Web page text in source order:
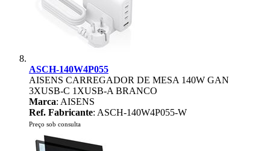
ASCH-140W4P055
AISENS CARREGADOR DE MESA 140W GAN
3XUSB-C 1XUSB-A BRANCO
Marca: AISENS
Ref. Fabricante: ASCH-140W4P055-W
Preço sob consulta